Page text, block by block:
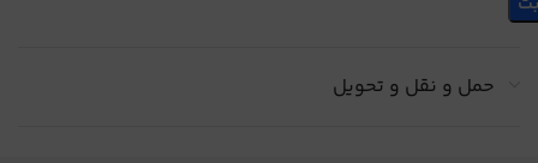
حمل و نقل و تحویل